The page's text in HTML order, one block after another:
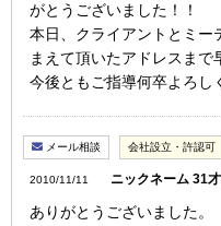
がとうございました！！
本日、クライアントとミー
まえて頂いたアドレスまで
今後ともご指導何卒よろし
メール相談 会社設立・許認可
2010/11/11 ニックネーム 31
ありがとうございました。